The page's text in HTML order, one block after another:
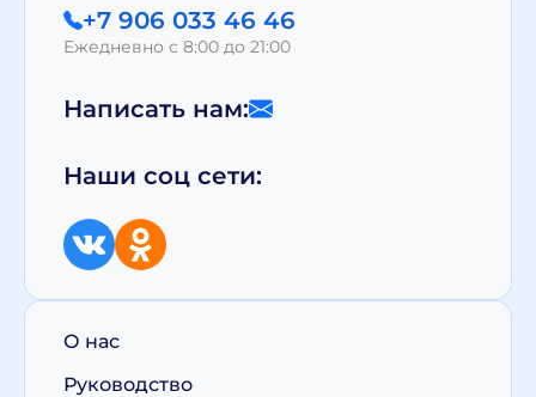
+7 906 033 46 46
Ежедневно с 8:00 до 21:00
Написать нам:
Наши соц сети:
О нас
Руководство